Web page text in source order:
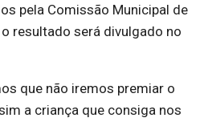
pela Comissão Municipal de
resultado será divulgado no
que não iremos premiar o
a criança que consiga nos